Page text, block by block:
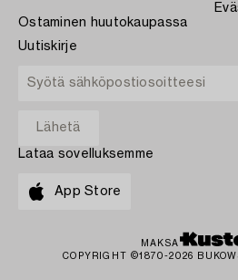
Ostaminen huutokaupassa
Uutiskirje
Lataa sovelluksemme
App Store
MAKSA
COPYRIGHT ©1870-2026